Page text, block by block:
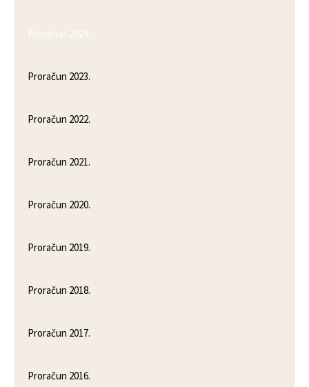
Proračun 2024
Proračun 2023.
Proračun 2022.
Proračun 2021.
Proračun 2020.
Proračun 2019.
Proračun 2018.
Proračun 2017.
Proračun 2016.